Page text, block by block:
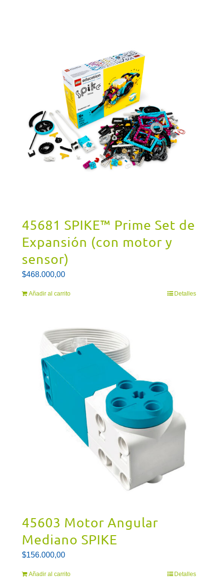
45681 SPIKE™ Prime Set de
Expansión (con motor y
sensor)
$468.000,00
Añadir al carrito Detalles
45603 Motor Angular
Mediano SPIKE
$156.000,00
Añadir al carrito Detalles